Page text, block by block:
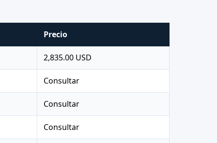
Precio
2,835.00 USD
Consultar
Consultar
Consultar